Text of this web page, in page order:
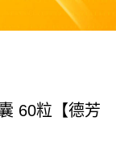
60粒【德芳